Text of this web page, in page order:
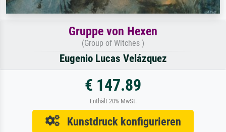
Gruppe von Hexen
(Group of Witches )
Eugenio Lucas Velázquez
€ 147.89
Enthält 20% MwSt.
Kunstdruck konfigurieren